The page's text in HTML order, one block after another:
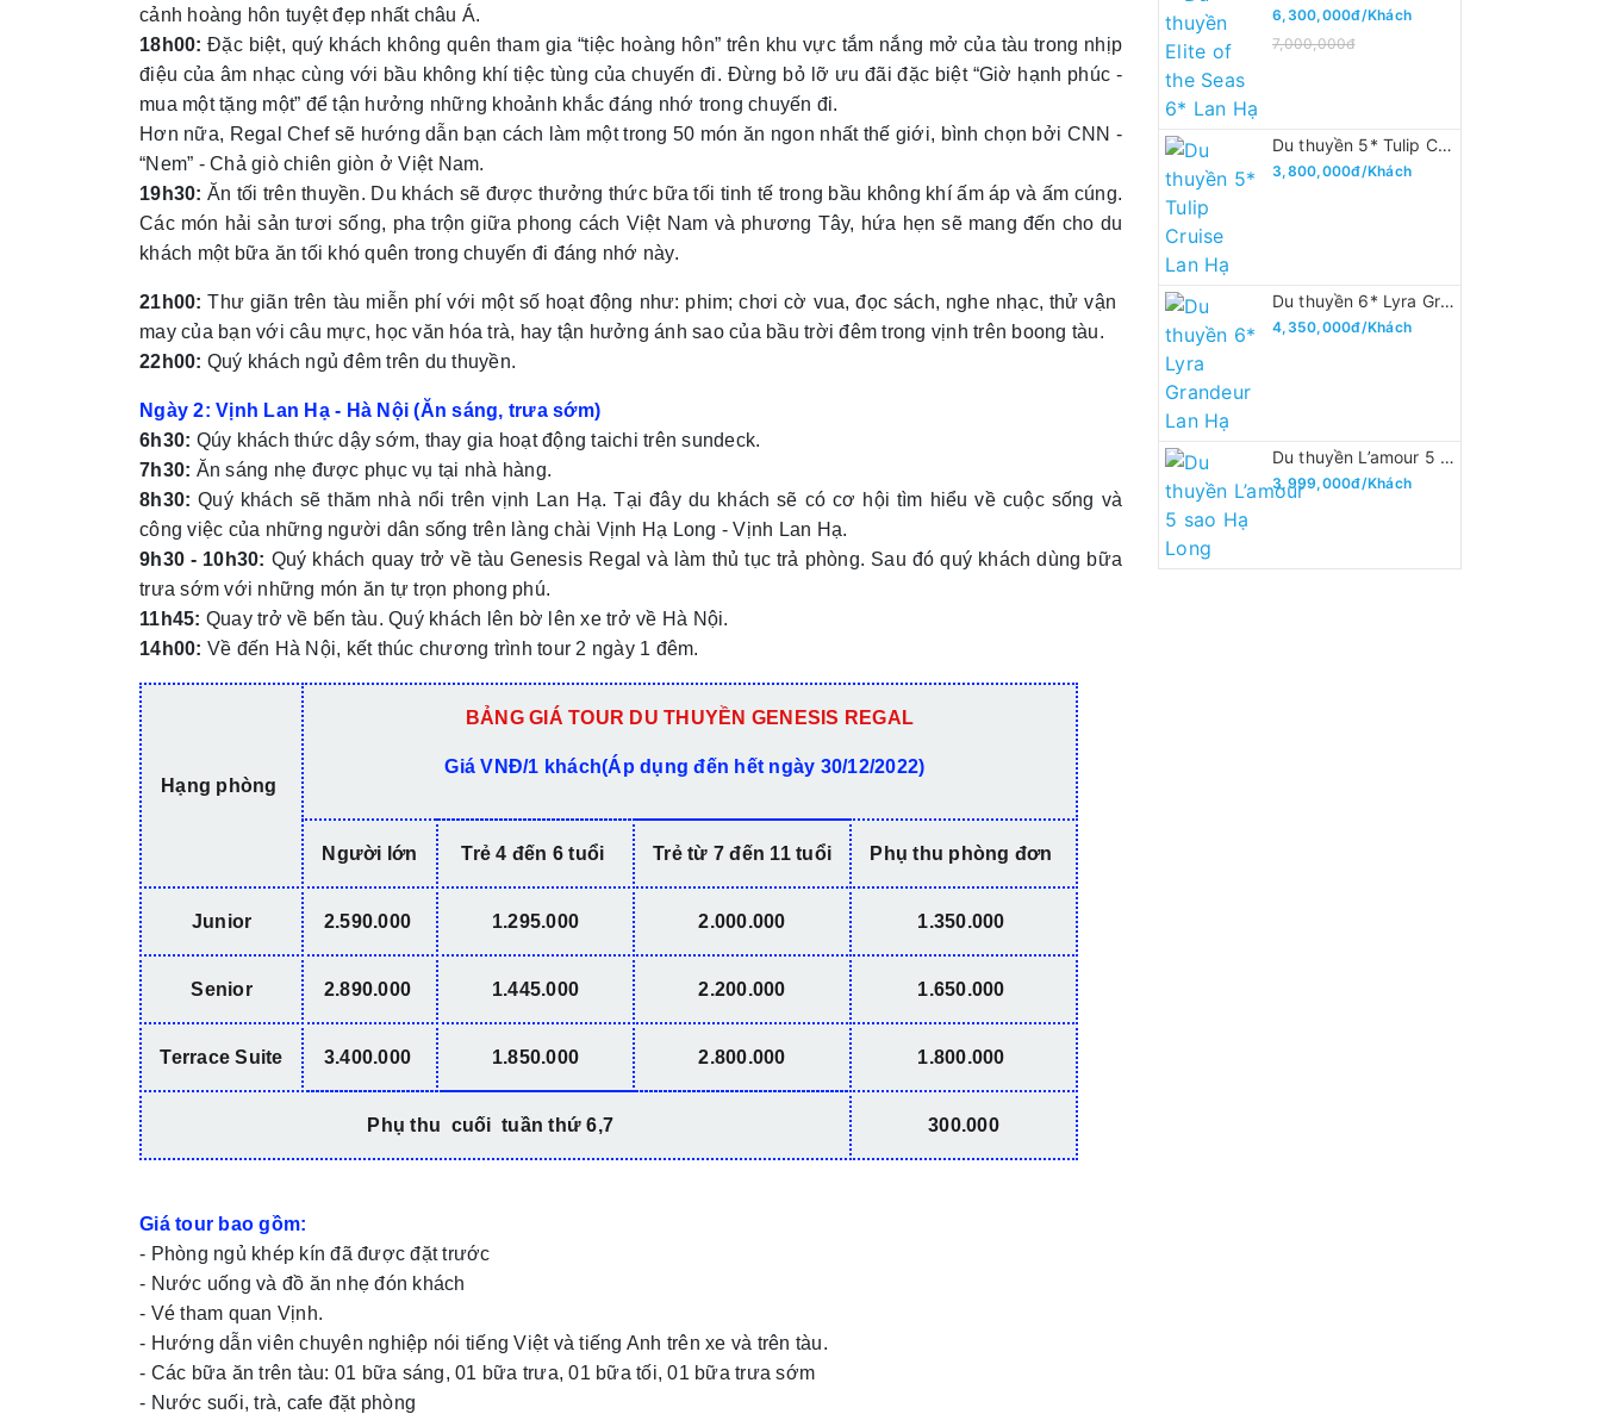
cảnh hoàng hôn tuyệt đẹp nhất châu Á.
18h00: Đặc biệt, quý khách không quên tham gia “tiệc hoàng hôn” trên khu vực tắm nắng mở của tàu trong nhịp
điệu của âm nhạc cùng với bầu không khí tiệc tùng của chuyến đi. Đừng bỏ lỡ ưu đãi đặc biệt “Giờ hạnh phúc -
mua một tặng một” để tận hưởng những khoảnh khắc đáng nhớ trong chuyến đi.
Hơn nữa, Regal Chef sẽ hướng dẫn bạn cách làm một trong 50 món ăn ngon nhất thế giới, bình chọn bởi CNN -
“Nem” - Chả giò chiên giòn ở Việt Nam.
19h30: Ăn tối trên thuyền. Du khách sẽ được thưởng thức bữa tối tinh tế trong bầu không khí ấm áp và ấm cúng.
Các món hải sản tươi sống, pha trộn giữa phong cách Việt Nam và phương Tây, hứa hẹn sẽ mang đến cho du
khách một bữa ăn tối khó quên trong chuyến đi đáng nhớ này.
21h00: Thư giãn trên tàu miễn phí với một số hoạt động như: phim; chơi cờ vua, đọc sách, nghe nhạc, thử vận ​​
may của bạn với câu mực, học văn hóa trà, hay tận hưởng ánh sao của bầu trời đêm trong vịnh trên boong tàu.
22h00: Quý khách ngủ đêm trên du thuyền.
Ngày 2: Vịnh Lan Hạ - Hà Nội (Ăn sáng, trưa sớm)
6h30: Qúy khách thức dậy sớm, thay gia hoạt động taichi trên sundeck.
7h30: Ăn sáng nhẹ được phục vụ tại nhà hàng.
8h30: Quý khách sẽ thăm nhà nổi trên vịnh Lan Hạ. Tại đây du khách sẽ có cơ hội tìm hiểu về cuộc sống và
công việc của những người dân sống trên làng chài Vịnh Hạ Long - Vịnh Lan Hạ.
9h30 - 10h30: Quý khách quay trở về tàu Genesis Regal và làm thủ tục trả phòng. Sau đó quý khách dùng bữa
trưa sớm với những món ăn tự trọn phong phú.
11h45: Quay trở về bến tàu. Quý khách lên bờ lên xe trở về Hà Nội.
14h00: Về đến Hà Nội, kết thúc chương trình tour 2 ngày 1 đêm.
Hạng phòng
BẢNG GIÁ TOUR DU THUYỀN GENESIS REGAL
Giá VNĐ/1 khách(Áp dụng đến hết ngày 30/12/2022)
Người lớn Trẻ 4 đến 6 tuổi Trẻ từ 7 đến 11 tuổi Phụ thu phòng đơn
Junior 2.590.000 1.295.000 2.000.000 1.350.000
Senior 2.890.000 1.445.000 2.200.000 1.650.000
Terrace Suite 3.400.000 1.850.000 2.800.000 1.800.000
Phụ thu cuối tuần thứ 6,7 300.000
Giá tour bao gồm:
- Phòng ngủ khép kín đã được đặt trước
- Nước uống và đồ ăn nhẹ đón khách
- Vé tham quan Vịnh.
- Hướng dẫn viên chuyên nghiệp nói tiếng Việt và tiếng Anh trên xe và trên tàu.
- Các bữa ăn trên tàu: 01 bữa sáng, 01 bữa trưa, 01 bữa tối, 01 bữa trưa sớm
- Nước suối, trà, cafe đặt phòng
6,300,000đ/Khách
7,000,000đ
Du thuyền 5* Tulip Cruise Lan Hạ
3,800,000đ/Khách
Du thuyền 6* Lyra Grandeur Lan Hạ
4,350,000đ/Khách
Du thuyền L’amour 5 sao Hạ Long
3,999,000đ/Khách